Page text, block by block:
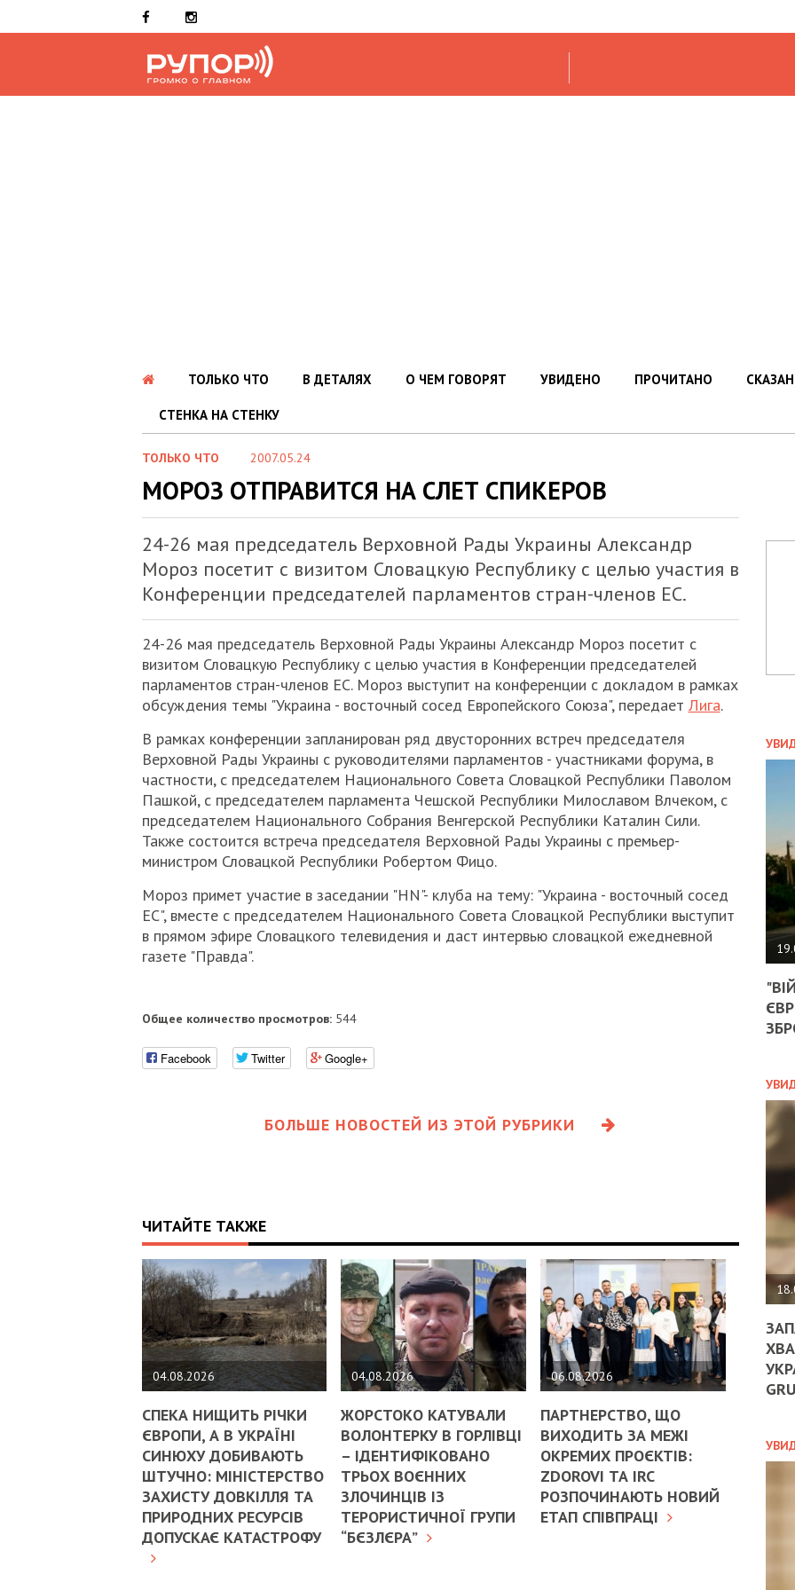
ТОЛЬКО ЧТО В ДЕТАЛЯХ О ЧЕМ ГОВОРЯТ УВИДЕНО ПРОЧИТАНО
СТЕНКА НА СТЕНКУ
ТОЛЬКО ЧТО 2007.05.24
МОРОЗ ОТПРАВИТСЯ НА СЛЕТ СПИКЕРОВ
24-26 мая председатель Верховной Рады Украины Александр
Мороз посетит с визитом Словацкую Республику с целью участия в
Конференции председателей парламентов стран-членов ЕС.
24-26 мая председатель Верховной Рады Украины Александр Мороз посетит с
визитом Словацкую Республику с целью участия в Конференции председателей
парламентов стран-членов ЕС. Мороз выступит на конференции с докладом в рамках
обсуждения темы "Украина - восточный сосед Европейского Союза", передает Лига.
В рамках конференции запланирован ряд двусторонних встреч председателя
Верховной Рады Украины с руководителями парламентов - участниками форума, в
частности, с председателем Национального Совета Словацкой Республики Паволом
Пашкой, с председателем парламента Чешской Республики Милославом Влчеком, с
председателем Национального Собрания Венгерской Республики Каталин Сили.
Также состоится встреча председателя Верховной Рады Украины с премьер-
министром Словацкой Республики Робертом Фицо.
Мороз примет участие в заседании "HN"- клуба на тему: "Украина - восточный сосед
ЕС", вместе с председателем Национального Совета Словацкой Республики выступит
в прямом эфире Словацкого телевидения и даст интервью словацкой ежедневной
газете "Правда".
Общее количество просмотров:544
Facebook Twitter Google+
БОЛЬШЕ НОВОСТЕЙ ИЗ ЭТОЙ РУБРИКИ
ЧИТАЙТЕ ТАКЖЕ
04.08.2026
СПЕКА НИЩИТЬ РІЧКИ
ЄВРОПИ, А В УКРАЇНІ
СИНЮХУ ДОБИВАЮТЬ
ШТУЧНО: МІНІСТЕРСТВО
ЗАХИСТУ ДОВКІЛЛЯ ТА
ПРИРОДНИХ РЕСУРСІВ
ДОПУСКАЄ КАТАСТРОФУ
04.08.2026
ЖОРСТОКО КАТУВАЛИ
ВОЛОНТЕРКУ В ГОРЛІВЦІ
– ІДЕНТИФІКОВАНО
ТРЬОХ ВОЄННИХ
ЗЛОЧИНЦІВ ІЗ
ТЕРОРИСТИЧНОЇ ГРУПИ
“БЄЗЛЄРА”
06.08.2026
ПАРТНЕРСТВО, ЩО
ВИХОДИТЬ ЗА МЕЖІ
ОКРЕМИХ ПРОЄКТІВ:
ZDOROVI ТА IRC
РОЗПОЧИНАЮТЬ НОВИЙ
ЕТАП СПІВПРАЦІ
НА
ДО
ЄС
-